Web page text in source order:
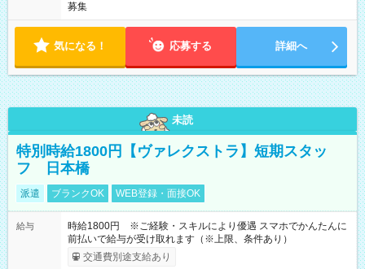
募集
気になる！ 応募する 詳細へ
未読
特別時給1800円【ヴァレクストラ】短期スタッ
フ 日本橋
派遣 ブランクOK WEB登録・面接OK
給与
時給1800円 ※ご経験・スキルにより優遇 スマホでかんたんに
前払いで給与が受け取れます（※上限、条件あり）
交通費別途支給あり